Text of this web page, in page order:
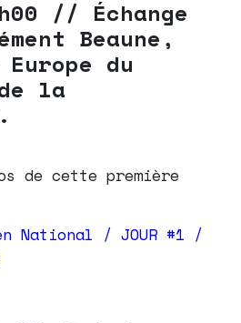
// Échange
Beaune,
du
la
de cette première